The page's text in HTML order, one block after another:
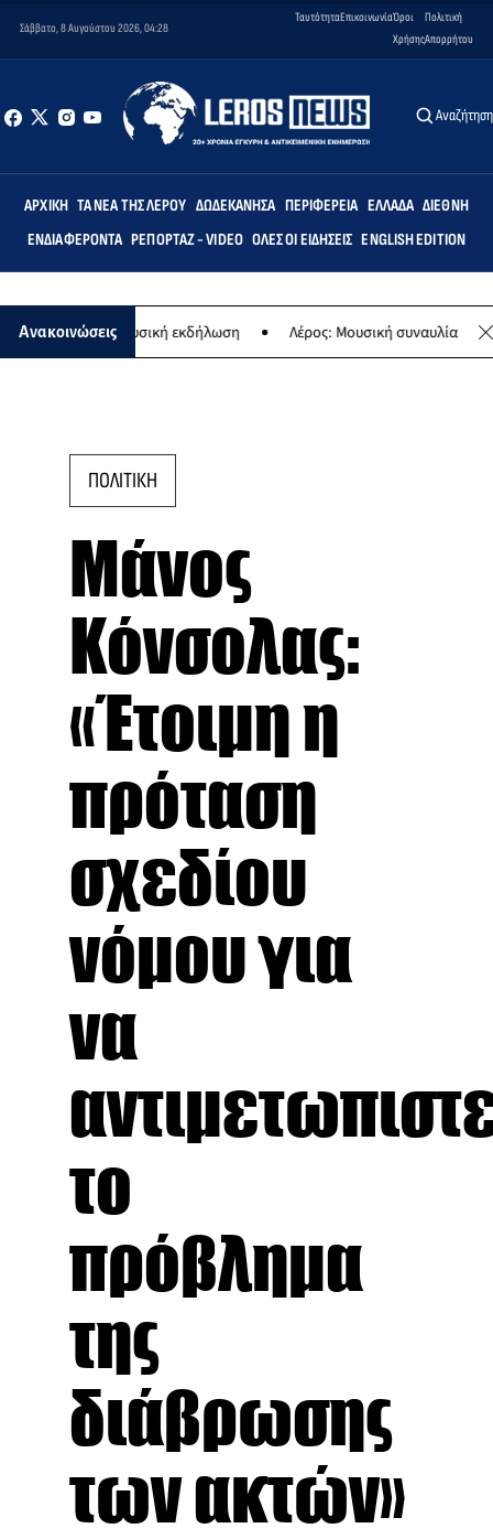
Σάββατο, 8 Αυγούστου 2026, 04:28
ΤαυτότηταΕπικοινωνίαΌροι
Χρήσης
Πολιτική
Απορρήτου
Αναζήτηση
ΑΡΧΙΚΉ ΤΑ ΝΈΑ ΤΗΣ ΛΈΡΟΥ ΔΩΔΕΚΆΝΗΣΑ ΠΕΡΙΦΈΡΕΙΑ ΕΛΛΆΔΑ ΔΙΕΘΝΉ
ΕΝΔΙΑΦΈΡΟΝΤΑ ΡΕΠΟΡΤΆΖ - VIDEO ΌΛΕΣ ΟΙ ΕΙΔΉΣΕΙΣ ENGLISH EDITION
Ανακοινώσεις
- Μουσική εκδήλωση Λέρος: Μουσική συναυλία των
ΠΟΛΙΤΙΚΗ
Μάνος
Κόνσολας:
«Έτοιμη η
πρόταση
σχεδίου
νόμου για
να
το
πρόβλημα
της
διάβρωσης
των ακτών»